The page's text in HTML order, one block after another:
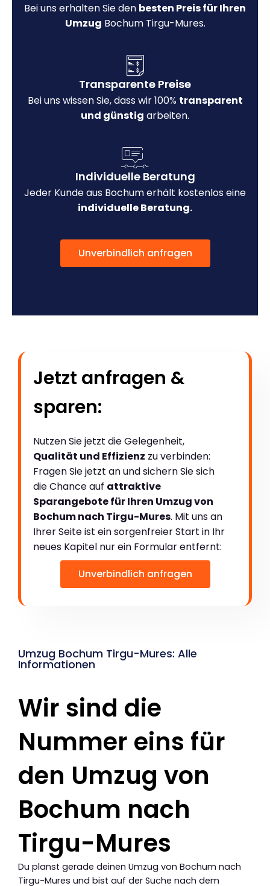
Bei uns erhalten Sie den besten Preis für Ihren
Umzug Bochum Tirgu-Mures.
Transparente Preise
Bei uns wissen Sie, dass wir 100% transparent
und günstig arbeiten.
Individuelle Beratung
Jeder Kunde aus Bochum erhält kostenlos eine
individuelle Beratung.
Unverbindlich anfragen
Jetzt anfragen &
sparen:
Nutzen Sie jetzt die Gelegenheit,
Qualität und Effizienz zu verbinden:
Fragen Sie jetzt an und sichern Sie sich
die Chance auf attraktive
Sparangebote für Ihren Umzug von
Bochum nach Tirgu-Mures. Mit uns an
Ihrer Seite ist ein sorgenfreier Start in Ihr
neues Kapitel nur ein Formular entfernt:
Unverbindlich anfragen
Umzug Bochum Tirgu-Mures: Alle
Informationen
Wir sind die
Nummer eins für
den Umzug von
Bochum nach
Tirgu-Mures
Du planst gerade deinen Umzug von Bochum nach
Tirgu-Mures und bist auf der Suche nach dem